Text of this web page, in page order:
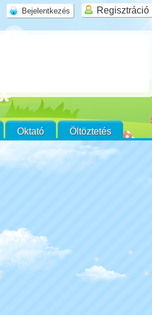
Regisztráció
Oktató
Öltöztetés